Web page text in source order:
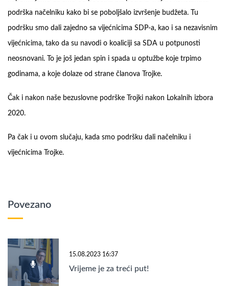
podrška načelniku kako bi se poboljšalo izvršenje budžeta. Tu
podršku smo dali zajedno sa vijećnicima SDP-a, kao i sa nezavisnim
vijećnicima, tako da su navodi o koaliciji sa SDA u potpunosti
neosnovani. To je još jedan spin i spada u optužbe koje trpimo
godinama, a koje dolaze od strane članova Trojke.
Čak i nakon naše bezuslovne podrške Trojki nakon Lokalnih izbora
2020.
Pa čak i u ovom slučaju, kada smo podršku dali načelniku i
vijećnicima Trojke.
Povezano
15.08.2023 16:37
Vrijeme je za treći put!